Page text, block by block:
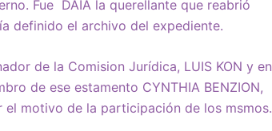
Fue DAIA la querellante que reabrió
definido el archivo del expediente.
de la Comision Jurídica, LUIS KON y en
de ese estamento CYNTHIA BENZION,
motivo de la participación de los msmos.